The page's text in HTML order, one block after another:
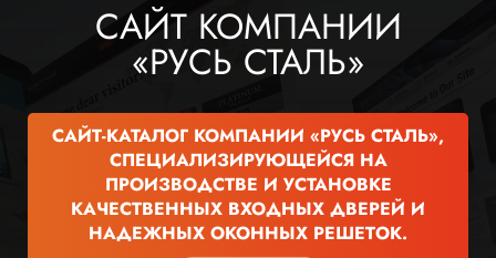
САЙТ КОМПАНИИ
«РУСЬ СТАЛЬ»
САЙТ-КАТАЛОГ КОМПАНИИ «РУСЬ СТАЛЬ»,
СПЕЦИАЛИЗИРУЮЩЕЙСЯ НА
ПРОИЗВОДСТВЕ И УСТАНОВКЕ
КАЧЕСТВЕННЫХ ВХОДНЫХ ДВЕРЕЙ И
НАДЕЖНЫХ ОКОННЫХ РЕШЕТОК.